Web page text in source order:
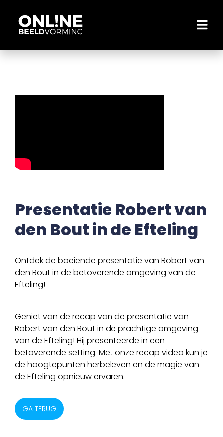
Presentatie Robert van
den Bout in de Efteling
Ontdek de boeiende presentatie van Robert van
den Bout in de betoverende omgeving van de
Efteling!
Geniet van de recap van de presentatie van
Robert van den Bout in de prachtige omgeving
van de Efteling! Hij presenteerde in een
betoverende setting. Met onze recap video kun je
de hoogtepunten herbeleven en de magie van
de Efteling opnieuw ervaren.
GA TERUG